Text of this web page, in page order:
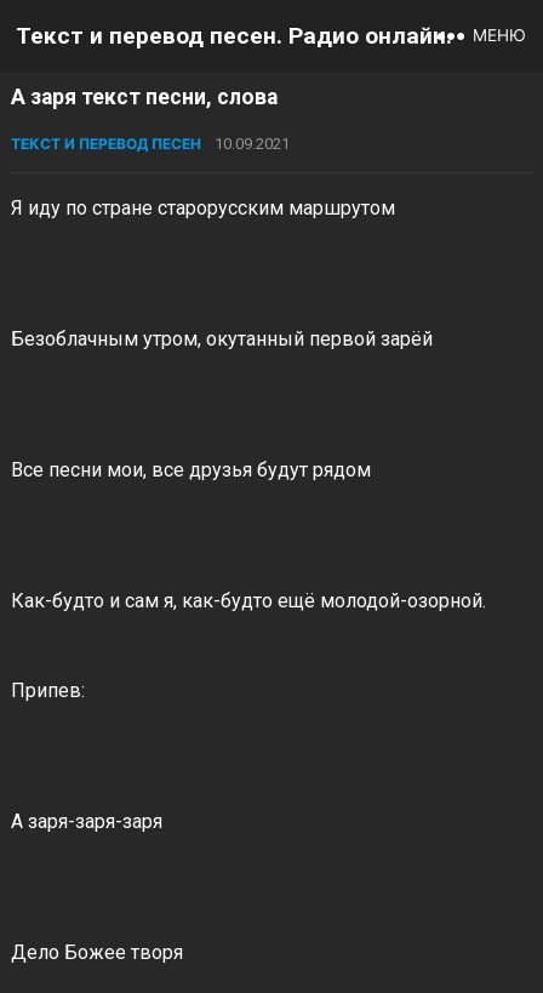
Текст и перевод песен. Радио онлайн. МЕНЮ
А заря текст песни, слова
ТЕКСТ И ПЕРЕВОД ПЕСЕН 10.09.2021
Я иду по стране старорусским маршрутом
Безоблачным утром, окутанный первой зарёй
Все песни мои, все друзья будут рядом
Как-будто и сам я, как-будто ещё молодой-озорной.
Припев:
А заря-заря-заря
Дело Божее творя